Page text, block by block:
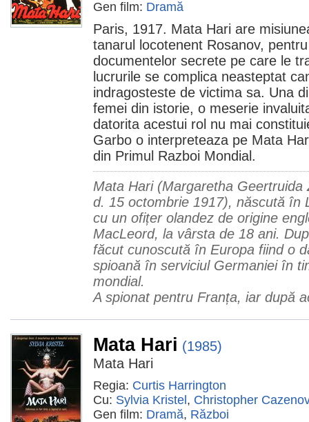
Gen film: Dramă
Paris, 1917. Mata Hari are
tanarul locotenent Rosanov,
documentelor secrete pe care le
lucrurile se complica neasteptat
indragosteste de victima sa. Una
femei din istorie, o meserie
datorita acestui rol nu mai
Garbo o interpreteaza pe Mata
din Primul Razboi Mondial.
Mata Hari (Margaretha
d. 15 octombrie 1917), născută în
cu un ofițer olandez de origine
MacLeord, la vârsta de 18 ani.
făcut cunoscută în Europa fiind o
spioană în serviciul Germaniei în
mondial.
A spionat pentru Franța, iar după
Mata Hari (1985)
Mata Hari
Regia: Curtis Harrington
Cu: Sylvia Kristel , Christopher
Gen film: Dramă, Război